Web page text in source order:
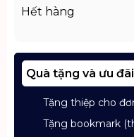
Hết hàng
Quà tặng và ưu đãi
Tặng thiệp cho
Tặng bookmark